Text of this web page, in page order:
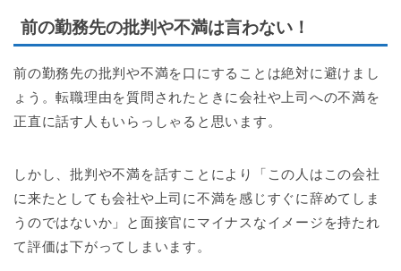
前の勤務先の批判や不満は言わない！
前の勤務先の批判や不満を口にすることは絶対に避けまし
ょう。転職理由を質問されたときに会社や上司への不満を
正直に話す人もいらっしゃると思います。
しかし、批判や不満を話すことにより「この人はこの会社
に来たとしても会社や上司に不満を感じすぐに辞めてしま
うのではないか」と面接官にマイナスなイメージを持たれ
て評価は下がってしまいます。